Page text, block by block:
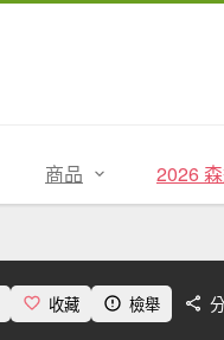
商品 2026
收藏 檢舉